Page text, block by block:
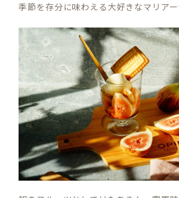
季節を存分に味わえる大好きなマリアー